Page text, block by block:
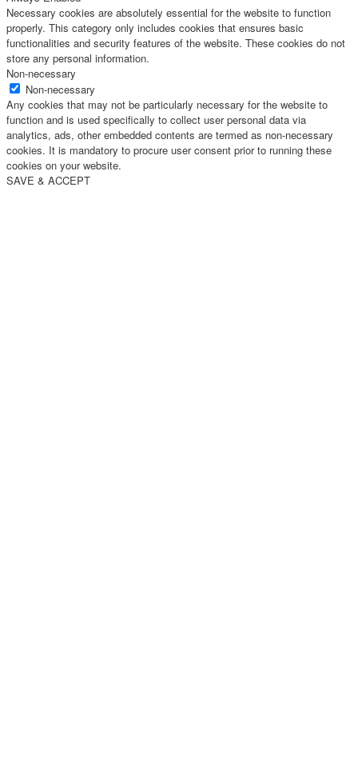
Necessary cookies are absolutely essential for the website to function
properly. This category only includes cookies that ensures basic
functionalities and security features of the website. These cookies do not
store any personal information.
Non-necessary
Non-necessary
Any cookies that may not be particularly necessary for the website to
function and is used specifically to collect user personal data via
analytics, ads, other embedded contents are termed as non-necessary
cookies. It is mandatory to procure user consent prior to running these
cookies on your website.
SAVE & ACCEPT